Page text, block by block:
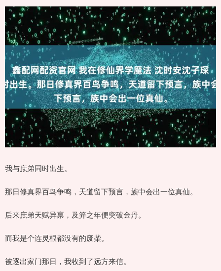
我与庶弟同时出生。
那日修真界百鸟争鸣，天道留下预言，族中会出一位真仙。
后来庶弟天赋异禀，及笄之年便突破金丹。
而我是个连灵根都没有的废柴。
被逐出家门那日，我收到了远方来信。